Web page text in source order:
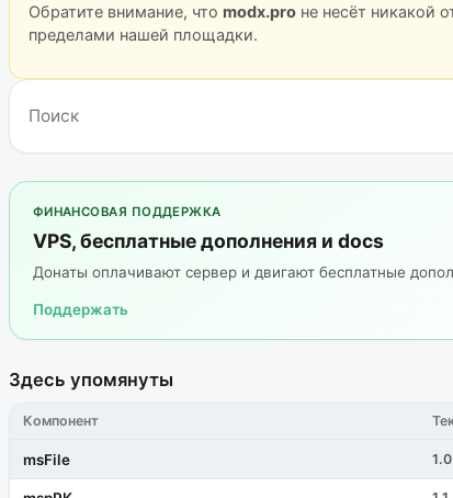
Обратите внимание, что modx.proне несёт никакой
пределами нашей площадки.
ФИНАНСОВАЯ ПОДДЕРЖКА
VPS, бесплатные дополнения и docs
Донаты оплачивают сервер и двигают бесплатные
Поддержать
Здесь упомянуты
Компонент
msFile